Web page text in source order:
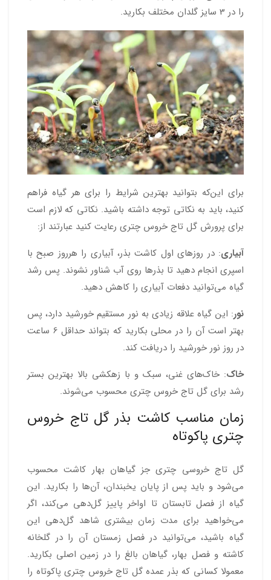
را در 3 سایز گلدان مختلف بکارید.
برای این‌که بتوانید بهترین شرایط را برای هر گیاه فراهم
کنید، باید به نکاتی توجه داشته باشید. نکاتی که لازم است
برای پرورش گل تاج خروس چتری رعایت کنید عبارتند از:
آبیاری: در روزهای اول کاشت بذر، آبیاری را هرروز صبح با
اسپری انجام دهید تا بذرها روی آب شناور نشوند. پس رشد
گیاه می‌توانید دفعات آبیاری را کاهش دهید.
نور: این گیاه علاقه زیادی به نور مستقیم خورشید دارد، پس
بهتر است آن را در محلی بکارید که بتواند حداقل 6 ساعت
در روز نور خورشید را دریافت کند.
خاک: خاک‌های غنی، سبک و با زهکشی بالا بهترین بستر
رشد برای گل تاج خروس چتری محسوب می‌شوند.
زمان مناسب کاشت بذر گل تاج خروس
چتری پاکوتاه
گل تاج خروسی چتری جز گیاهان بهار کاشت محسوب
می‌شود و باید پس از پایان یخبندان، آن‌ها را بکارید. این
گیاه از فصل تابستان تا اواخر پاییز گل‌دهی می‌کند، اگر
می‌خواهید برای مدت زمان بیشتری شاهد گل‌دهی این
گیاه باشید، می‌توانید در فصل زمستان آن را در گلخانه
کاشته و فصل بهار، گیاهان بالغ را در زمین اصلی بکارید.
معمولا کسانی که بذر عمده گل تاج خروس چتری پاکوتاه را